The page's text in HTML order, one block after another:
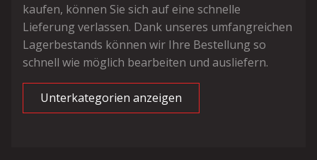
kaufen, können Sie sich auf eine schnelle
Lieferung verlassen. Dank unseres umfangreichen
Lagerbestands können wir Ihre Bestellung so
schnell wie möglich bearbeiten und ausliefern.
Unterkategorien anzeigen